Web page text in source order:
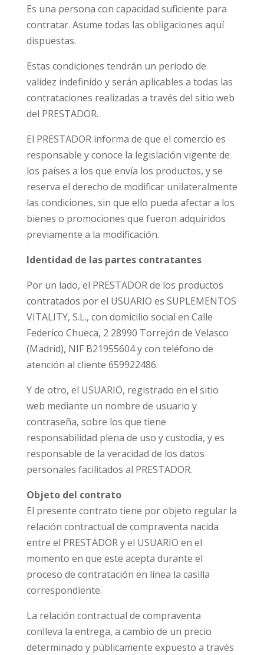
Es una persona con capacidad suficiente para
contratar. Asume todas las obligaciones aquí
dispuestas.
Estas condiciones tendrán un período de
validez indefinido y serán aplicables a todas las
contrataciones realizadas a través del sitio web
del PRESTADOR.
El PRESTADOR informa de que el comercio es
responsable y conoce la legislación vigente de
los países a los que envía los productos, y se
reserva el derecho de modificar unilateralmente
las condiciones, sin que ello pueda afectar a los
bienes o promociones que fueron adquiridos
previamente a la modificación.
Identidad de las partes contratantes
Por un lado, el PRESTADOR de los productos
contratados por el USUARIO es SUPLEMENTOS
VITALITY, S.L., con domicilio social en Calle
Federico Chueca, 2 28990 Torrejón de Velasco
(Madrid), NIF B21955604 y con teléfono de
atención al cliente 659922486.
Y de otro, el USUARIO, registrado en el sitio
web mediante un nombre de usuario y
contraseña, sobre los que tiene
responsabilidad plena de uso y custodia, y es
responsable de la veracidad de los datos
personales facilitados al PRESTADOR.
Objeto del contrato
El presente contrato tiene por objeto regular la
relación contractual de compraventa nacida
entre el PRESTADOR y el USUARIO en el
momento en que este acepta durante el
proceso de contratación en línea la casilla
correspondiente.
La relación contractual de compraventa
conlleva la entrega, a cambio de un precio
determinado y públicamente expuesto a través